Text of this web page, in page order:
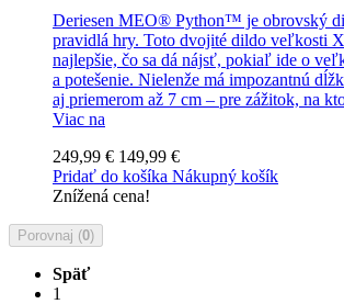
Deriesen MEO® Python™ je obrovský
pravidlá hry. Toto dvojité dildo veľkosti
najlepšie, čo sa dá nájsť, pokiaľ ide o
a potešenie. Nielenže má impozantnú
aj priemerom až 7 cm – pre zážitok, na
Viac na
249,99 € 149,99 €
Pridať do košíka Nákupný košík
Znížená cena!
Porovnaj (0)
Späť
1